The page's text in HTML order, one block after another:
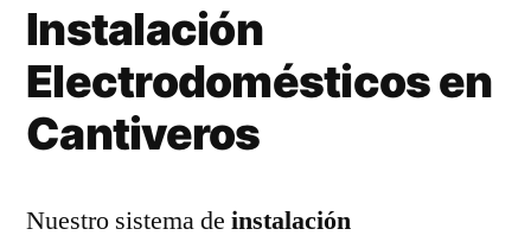
Instalación
Electrodomésticos en
Cantiveros
Nuestro sistema de instalación